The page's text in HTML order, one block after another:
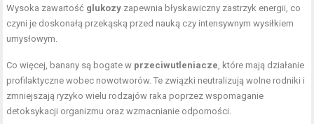
Wysoka zawartość glukozy zapewnia błyskawiczny zastrzyk energii, co
czyni je doskonałą przekąską przed nauką czy intensywnym wysiłkiem
umysłowym.
Co więcej, banany są bogate w przeciwutleniacze, które mają działanie
profilaktyczne wobec nowotworów. Te związki neutralizują wolne rodniki i
zmniejszają ryzyko wielu rodzajów raka poprzez wspomaganie
detoksykacji organizmu oraz wzmacnianie odporności.